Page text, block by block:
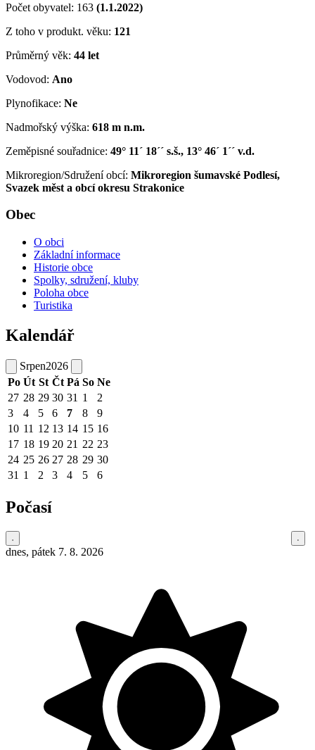
Počet obyvatel: 163 (1.1.2022)
Z toho v produkt. věku: 121
Průměrný věk: 44 let
Vodovod: Ano
Plynofikace: Ne
Nadmořský výška: 618 m n.m.
Zeměpisné souřadnice: 49° 11´ 18´´ s.š., 13° 46´ 1´´ v.d.
Mikroregion/Sdružení obcí: Mikroregion šumavské Podlesí,
Svazek měst a obcí okresu Strakonice
Obec
O obci
Základní informace
Historie obce
Spolky, sdružení, kluby
Poloha obce
Turistika
Kalendář
Srpen2026
Po Út St Čt Pá So Ne
27 28 29 30 31 1
2
3
4 5 6 7 8
9
10 11 12 13 14 15 16
17 18 19 20 21 22 23
24 25 26 27 28 29 30
31 1 2 3 4 5 6
Počasí
dnes, pátek 7. 8. 2026